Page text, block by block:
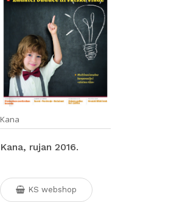
Kana
Kana, rujan 2016.
KS webshop